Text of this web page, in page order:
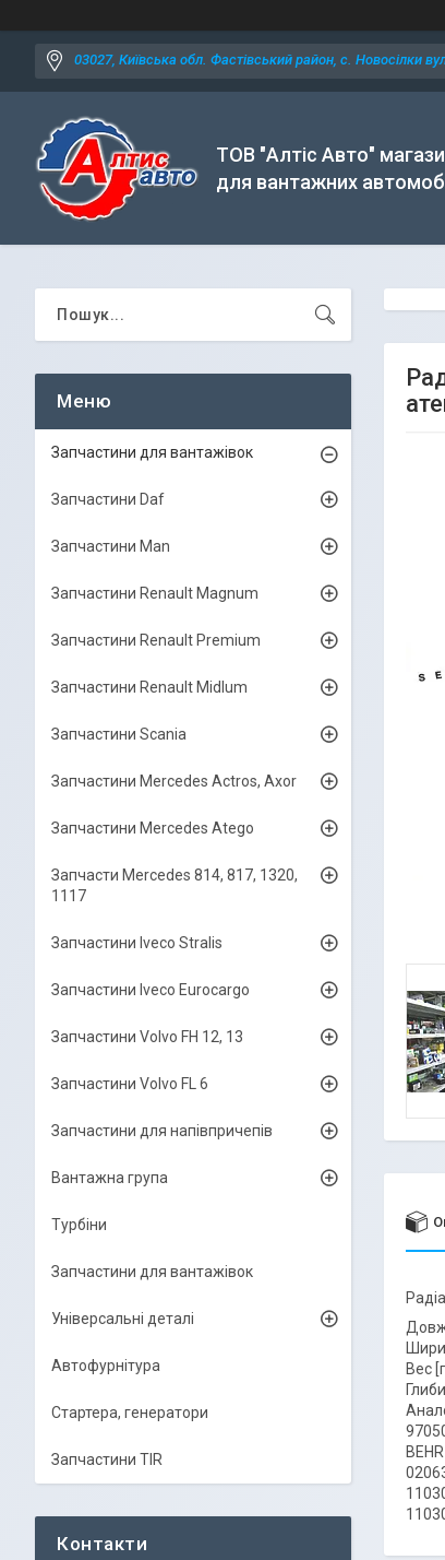
03027, Київська обл. Фастівський район, с. Новосілки
ТОВ "Алтіс Авто"
для вантажних
Вес
Запчастини для вантажівок
Запчастини Daf
Запчастини Man
Запчастини Renault Magnum
Запчастини Renault Premium
Запчастини Renault Midlum
Запчастини Scania
Запчастини Mercedes Actros, Axor
Запчастини Mercedes Atego
Запчасти Mercedes 814, 817, 1320,
1117
Запчастини Iveco Stralis
Запчастини Iveco Eurocargo
Запчастини Volvo FH 12, 13
Запчастини Volvo FL 6
Запчастини для напівпричепів
Вантажна група
Турбіни
Запчастини для вантажівок
Універсальні деталі
Автофурнітура
Стартера, генератори
Запчастини TIR